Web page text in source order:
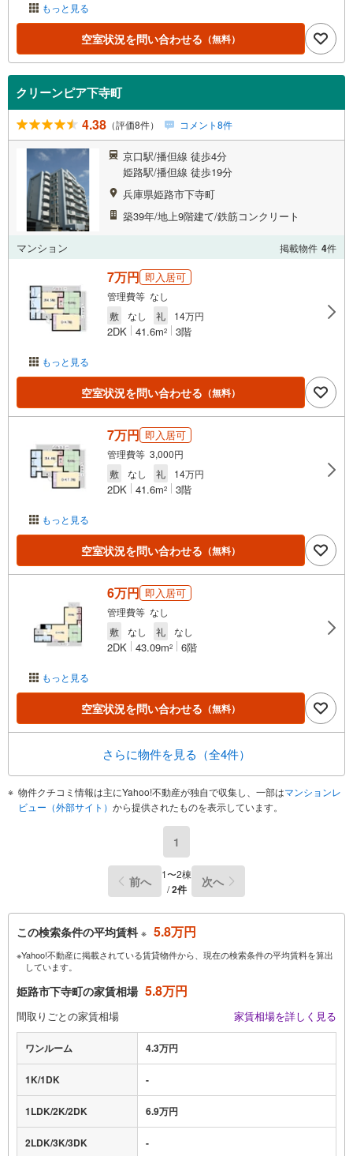
もっと見る
空室状況を問い合わせる （無料）
クリーンピア下寺町
4.38 （評価8件） コメント8件
京口駅/播但線 徒歩4分
姫路駅/播但線 徒歩19分
兵庫県姫路市下寺町
築39年/地上9階建て/鉄筋コンクリート
マンション 掲載物件 4件
もっと見る
7万円 即入居可
管理費等 なし
敷
なし 礼 14万円
2DK 41.6m2 3階
空室状況を問い合わせる （無料）
もっと見る
7万円 即入居可
管理費等 3,000円
敷
なし 礼 14万円
2DK 41.6m2 3階
空室状況を問い合わせる （無料）
もっと見る
6万円 即入居可
管理費等 なし
敷
なし 礼 なし
2DK 43.09m2 6階
空室状況を問い合わせる （無料）
さらに物件を見る（全4件）
物件クチコミ情報は主にYahoo!不動産が独自で収集し、一部はマンションレ
ビュー（外部サイト） から提供されたものを表示しています。
1
前へ
1〜2棟
/2件 次へ
この検索条件の平均賃料 ※ 5.8万円
※Yahoo!不動産に掲載されている賃貸物件から、現在の検索条件の平均賃料を算出
しています。
姫路市下寺町の家賃相場 5.8万円
間取りごとの家賃相場 家賃相場を詳しく見る
ワンルーム 4.3万円
1K/1DK -
1LDK/2K/2DK 6.9万円
2LDK/3K/3DK -